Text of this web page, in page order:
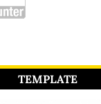
TEMPLATE